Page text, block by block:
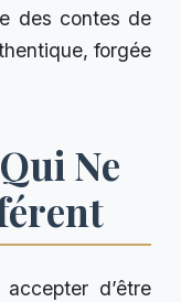
des contes de
forgée
Ne
d’être